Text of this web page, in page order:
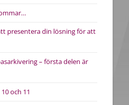
presentera din lösning för att
– första delen är
och 11